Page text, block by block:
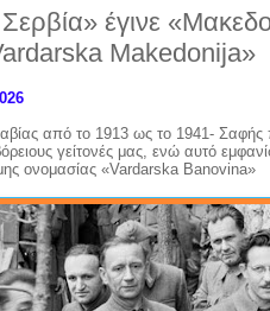
έγινε
Makedonija»
από το 1913 ως το 1941-
γείτονές μας, ενώ αυτό
ονομασίας «Vardarska Banovina»